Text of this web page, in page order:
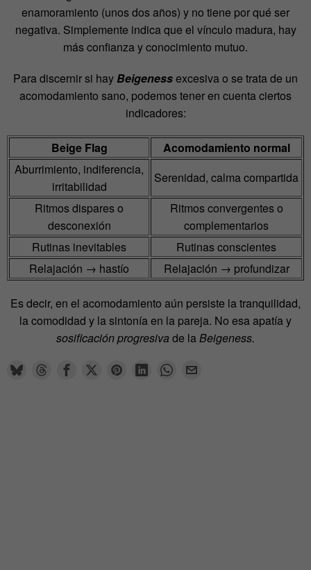
enamoramiento (unos dos años) y no tiene por qué ser
negativa. Simplemente indica que el vínculo madura, hay
más confianza y conocimiento mutuo.
Para discernir si hay Beigenessexcesiva o se trata de un
acomodamiento sano, podemos tener en cuenta ciertos
indicadores:
Beige Flag
Acomodamiento normal
Aburrimiento, indiferencia,
irritabilidad
Serenidad, calma compartida
Ritmos dispares o
desconexión
Ritmos convergentes o
complementarios
Rutinas inevitables
Rutinas conscientes
Relajación → hastío
Relajación → profundizar
Es decir, en el acomodamiento aún persiste la tranquilidad,
la comodidad y la sintonía en la pareja. No esa apatía y
sosificación progresiva de la Beigeness.